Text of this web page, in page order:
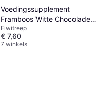
Voedingssupplement
Framboos Witte Chocolade
Styrkr Noir
Eiwitreep
€ 7,60
7 winkels